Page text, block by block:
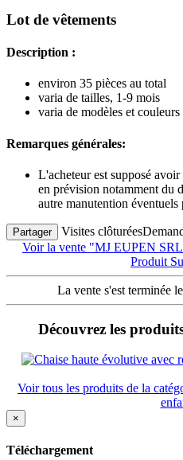
Lot de vêtements
Description :
environ 35 pièces au total
varia de tailles, 1-9 mois
varia de modèles et couleurs
Remarques générales:
L'acheteur est supposé
en prévision notamment du
autre manutention
Partager Visites clôturées
Voir la vente "MJ EUPEN
Produit
La vente s'est terminée
Découvrez les
Voir tous les produits de la
×
Téléchargement